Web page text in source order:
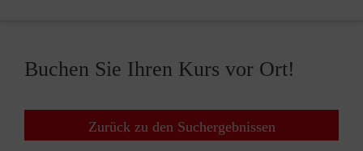
Buchen Sie Ihren Kurs vor Ort!
Zurück zu den Suchergebnissen